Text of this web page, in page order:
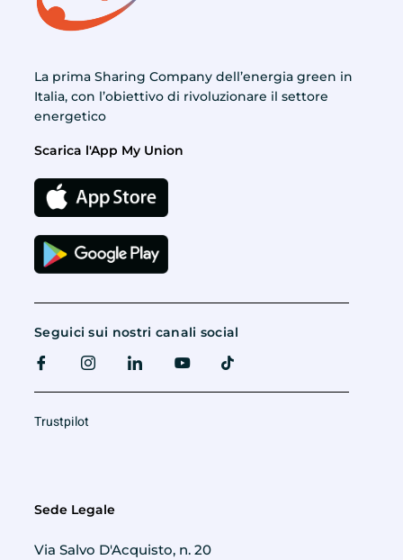
La prima Sharing Company dell’energia green in
Italia, con l’obiettivo di rivoluzionare il settore
energetico
Scarica l'App My Union
Seguici sui nostri canali social
Trustpilot
Sede Legale
Via Salvo D'Acquisto, n. 20